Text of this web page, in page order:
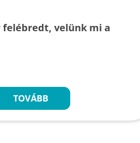
velünk mi a
TOVÁBB